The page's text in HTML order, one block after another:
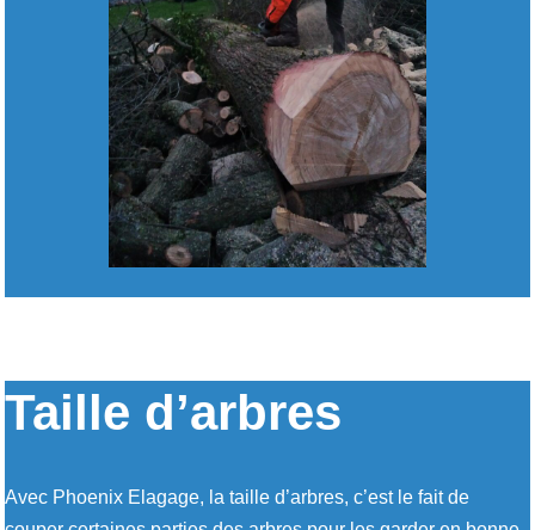
Taille d’arbres
Avec Phoenix Elagage, la taille d’arbres, c’est le fait de